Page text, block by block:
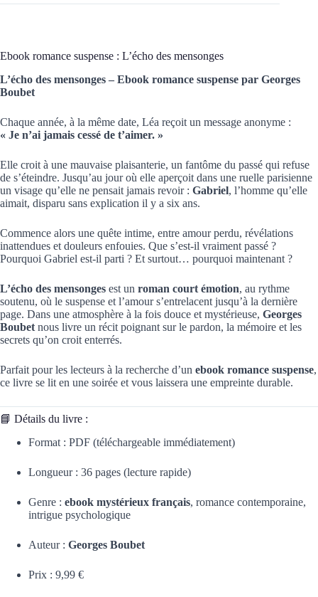
Ebook romance suspense : L’écho des mensonges
L’écho des mensonges – Ebook romance suspense par Georges
Boubet
Chaque année, à la même date, Léa reçoit un message anonyme :
« Je n’ai jamais cessé de t’aimer. »
Elle croit à une mauvaise plaisanterie, un fantôme du passé qui refuse
de s’éteindre. Jusqu’au jour où elle aperçoit dans une ruelle parisienne
un visage qu’elle ne pensait jamais revoir : Gabriel, l’homme qu’elle
aimait, disparu sans explication il y a six ans.
Commence alors une quête intime, entre amour perdu, révélations
inattendues et douleurs enfouies. Que s’est-il vraiment passé ?
Pourquoi Gabriel est-il parti ? Et surtout… pourquoi maintenant ?
L’écho des mensonges est un roman court émotion, au rythme
soutenu, où le suspense et l’amour s’entrelacent jusqu’à la dernière
page. Dans une atmosphère à la fois douce et mystérieuse, Georges
Boubet nous livre un récit poignant sur le pardon, la mémoire et les
secrets qu’on croit enterrés.
Parfait pour les lecteurs à la recherche d’un ebook romance suspense,
ce livre se lit en une soirée et vous laissera une empreinte durable.
📘 Détails du livre :
Format : PDF (téléchargeable immédiatement)
Longueur : 36 pages (lecture rapide)
Genre : ebook mystérieux français, romance contemporaine,
intrigue psychologique
Auteur : Georges Boubet
Prix : 9,99 €